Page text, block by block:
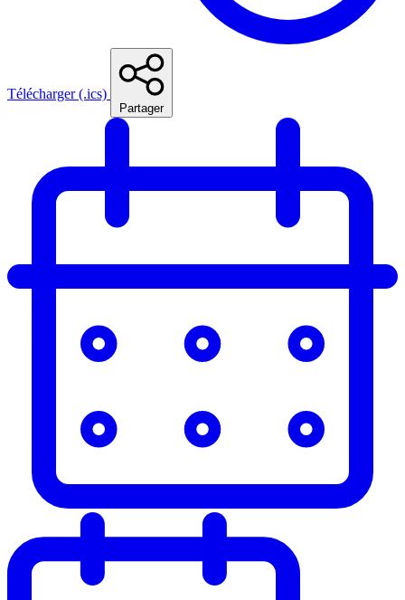
Télécharger (.ics)
Partager